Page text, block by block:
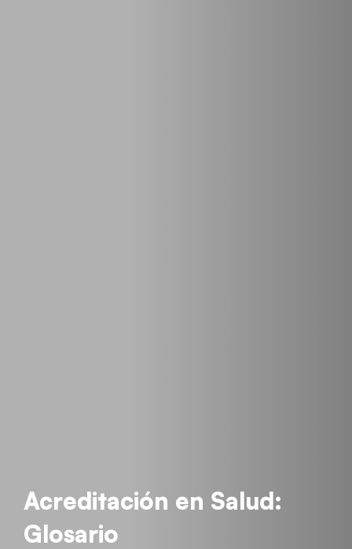
Acreditación en Salud:
Glosario